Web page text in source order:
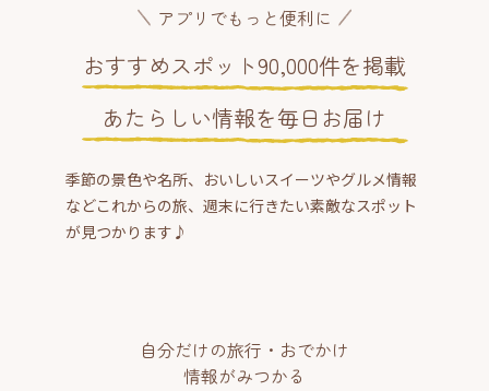
アプリでもっと便利に
おすすめスポット90,000件を掲載
あたらしい情報を毎日お届け
季節の景色や名所、おいしいスイーツやグルメ情報
などこれからの旅、週末に行きたい素敵なスポット
が見つかります♪
自分だけの旅行・おでかけ
情報がみつかる